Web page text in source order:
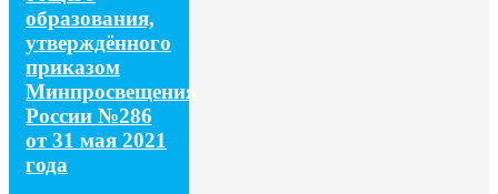
образования,
утверждённого
приказом
Минпросвещения
России №286
от 31 мая 2021
года